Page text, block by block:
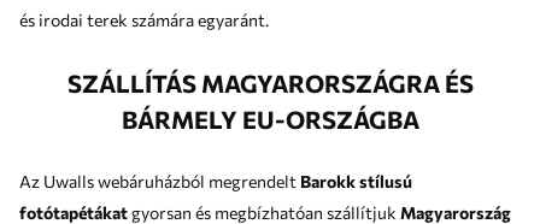
és irodai terek számára egyaránt.
SZÁLLÍTÁS MAGYARORSZÁGRA ÉS
BÁRMELY EU-ORSZÁGBA
Az Uwalls webáruházból megrendelt Barokk stílusú
fotótapétákatgyorsan és megbízhatóan szállítjuk Magyarország